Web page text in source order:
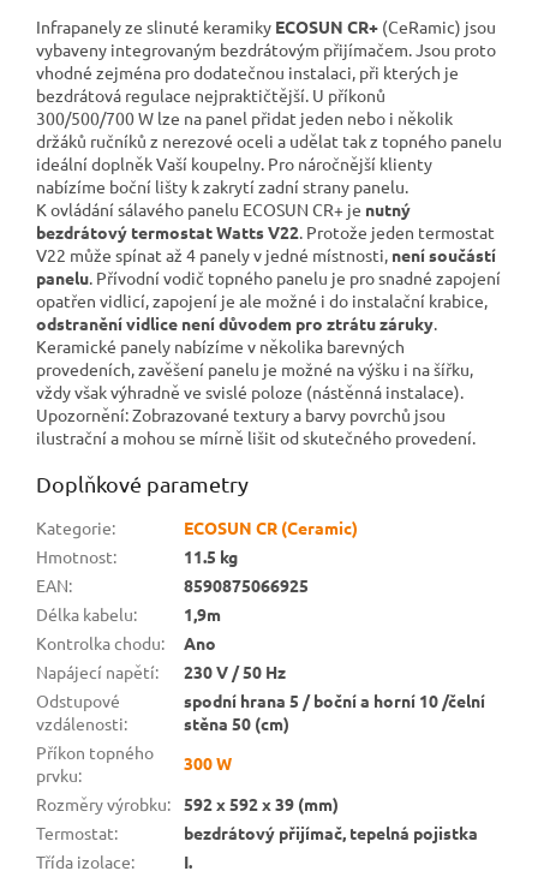
Infrapanely ze slinuté keramiky ECOSUN CR+ (CeRamic) jsou
vybaveny integrovaným bezdrátovým přijímačem. Jsou proto
vhodné zejména pro dodatečnou instalaci, při kterých je
bezdrátová regulace nejpraktičtější. U příkonů
300/500/700 W lze na panel přidat jeden nebo i několik
držáků ručníků z nerezové oceli a udělat tak z topného panelu
ideální doplněk Vaší koupelny. Pro náročnější klienty
nabízíme boční lišty k zakrytí zadní strany panelu.
K ovládání sálavého panelu ECOSUN CR+ je nutný
bezdrátový termostat Watts V22. Protože jeden termostat
V22 může spínat až 4 panely v jedné místnosti, není součástí
panelu. Přívodní vodič topného panelu je pro snadné zapojení
opatřen vidlicí, zapojení je ale možné i do instalační krabice,
odstranění vidlice není důvodem pro ztrátu záruky.
Keramické panely nabízíme v několika barevných
provedeních, zavěšení panelu je možné na výšku i na šířku,
vždy však výhradně ve svislé poloze (nástěnná instalace).
Upozornění: Zobrazované textury a barvy povrchů jsou
ilustrační a mohou se mírně lišit od skutečného provedení.
Doplňkové parametry
Kategorie:
ECOSUN CR (Ceramic)
Hmotnost:
11.5 kg
EAN:
8590875066925
Délka kabelu:
1,9m
Kontrolka chodu:
Ano
Napájecí napětí:
230 V / 50 Hz
Odstupové
vzdálenosti:
spodní hrana 5 / boční a horní 10 /čelní
stěna 50 (cm)
Příkon topného
prvku:
300 W
Rozměry výrobku:
592 x 592 x 39 (mm)
Termostat:
bezdrátový přijímač, tepelná pojistka
Třída izolace:
I.